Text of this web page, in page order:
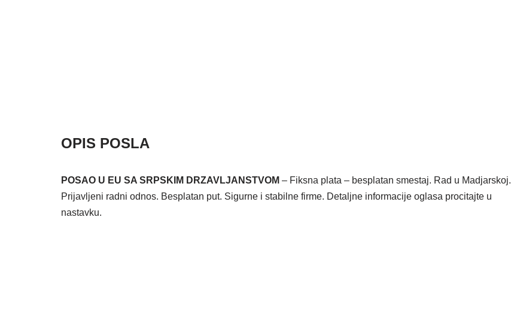
OPIS POSLA
POSAO U EU SA SRPSKIM DRZAVLJANSTVOM – Fiksna plata – besplatan smestaj. Rad u Madjarskoj.
Prijavljeni radni odnos. Besplatan put. Sigurne i stabilne firme. Detaljne informacije oglasa procitajte u
nastavku.